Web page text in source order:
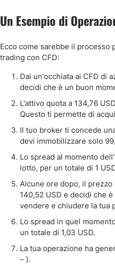
Un Esempio di
Ecco come sarebbe il processo
trading con CFD:
Dai un'occhiata ai CFD di
decidi che è un buon
L'attivo quota a 134,76
Questo ti permette di
Il tuo broker ti concede
devi immobilizzare solo
Lo spread al momento
lotto, per un totale di 1
Alcune ore dopo, il
140,52 USD e decidi che
vendere e chiudere la tua
Lo spread in quel
un totale di 1,03 USD.
La tua operazione ha
– ).